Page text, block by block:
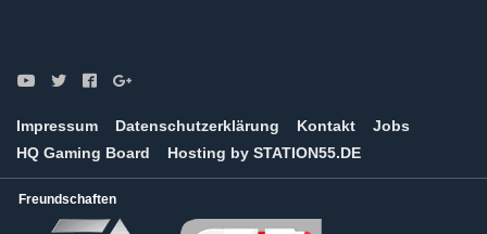
Impressum Datenschutzerklärung Kontakt
Jobs
HQ Gaming Board
Hosting by STATION55.DE
Freundschaften